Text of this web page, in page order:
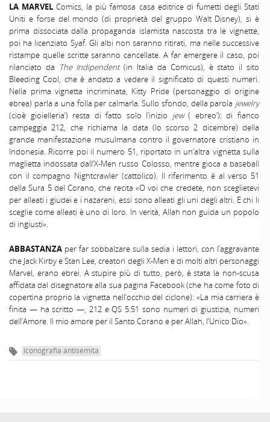
LA MARVEL Comics, la più famosa casa editrice di fumetti degli Stati
Uniti e forse del mondo (di proprietà del gruppo Walt Disney), si è
prima dissociata dalla propaganda islamista nascosta tra le vignette,
poi ha licenziato Syaf. Gli albi non saranno ritirati, ma nelle successive
ristampe quelle scritte saranno cancellate. A far emergere il caso, poi
rilanciato da The Indipendent(in Italia da Comicus), è stato il sito
Bleeding Cool, che è andato a vedere il significato di questi numeri.
Nella prima vignetta incriminata, Kitty Pride (personaggio di origine
ebrea) parla a una folla per calmarla. Sullo sfondo, della parola jewelry
(cioè gioielleria’) resta di fatto solo l’inizio jew( ebreo’); di fianco
campeggia 212, che richiama la data (lo scorso 2 dicembre) della
grande manifestazione musulmana contro il governatore cristiano in
Indonesia. Ricorre poi il numero 51, riportato in un’altra vignetta sulla
maglietta indossata dall’X-Men russo Colosso, mentre gioca a baseball
con il compagno Nightcrawler (cattolico). Il riferimento è al verso 51
della Sura 5 del Corano, che recita «O voi che credete, non sceglietevi
per alleati i giudei e i nazareni, essi sono alleati gli uni degli altri. E chi li
sceglie come alleati è uno di loro. In verità, Allah non guida un popolo
di ingiusti».
ABBASTANZA per far sobbalzare sulla sedia i lettori, con l’aggravante
che Jack Kirby e Stan Lee, creatori degli X-Men e di molti altri personaggi
Marvel, erano ebrei. A stupire più di tutto, però, è stata la non-scusa
affidata dal disegnatore alla sua pagina Facebook (che ha come foto di
copertina proprio la vignetta nell’occhio del ciclone): «La mia carriera è
finita — ha scritto —, 212 e QS 5:51 sono numeri di giustizia, numeri
dell’Amore. Il mio amore per il Santo Corano e per Allah, l’Unico Dio».
iconografia antisemita